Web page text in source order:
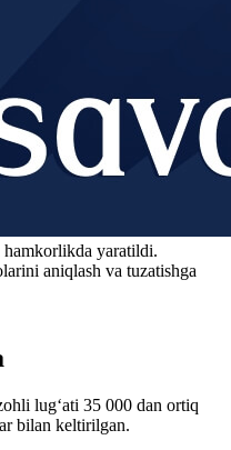
yaratildi.
aniqlash va tuzatishga
lug‘ati 35 000 dan ortiq
bilan keltirilgan.